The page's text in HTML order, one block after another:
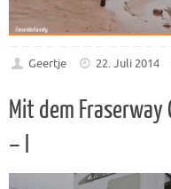
Geertje 22. Juli 2014
Mit dem Fraserway
– I